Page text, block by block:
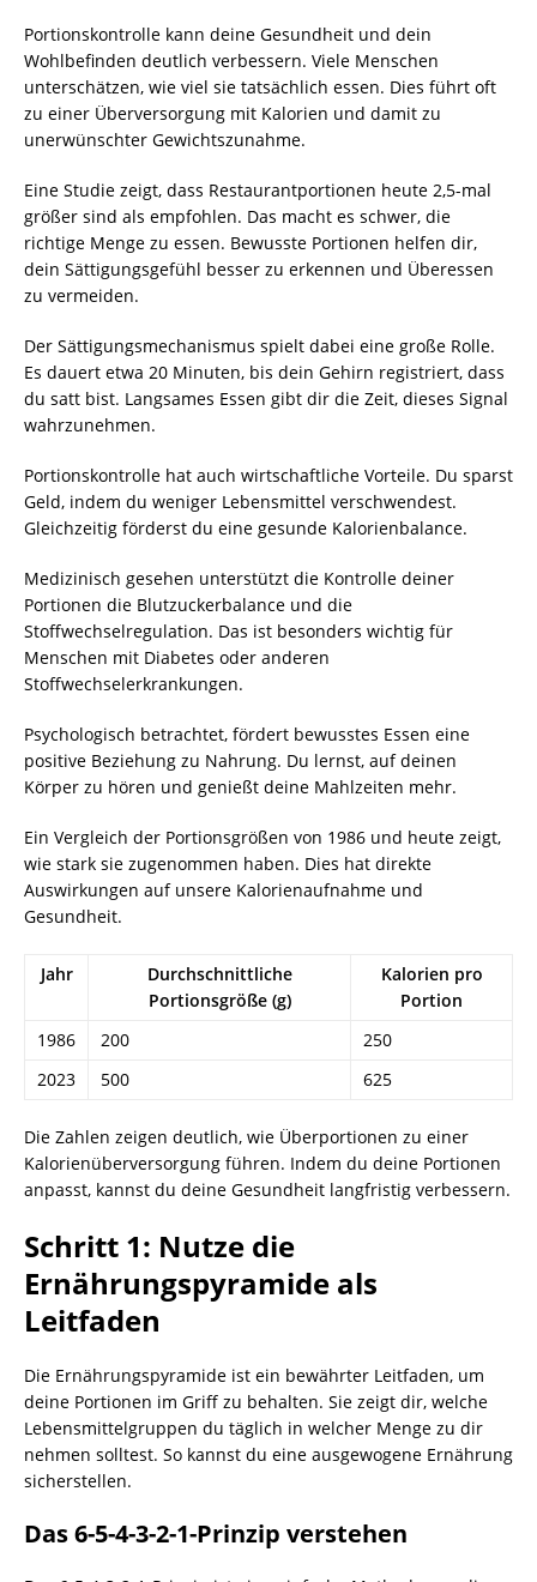
Portionskontrolle kann deine Gesundheit und dein
Wohlbefinden deutlich verbessern. Viele Menschen
unterschätzen, wie viel sie tatsächlich essen. Dies führt oft
zu einer Überversorgung mit Kalorien und damit zu
unerwünschter Gewichtszunahme.
Eine Studie zeigt, dass Restaurantportionen heute 2,5-mal
größer sind als empfohlen. Das macht es schwer, die
richtige Menge zu essen. Bewusste Portionen helfen dir,
dein Sättigungsgefühl besser zu erkennen und Überessen
zu vermeiden.
Der Sättigungsmechanismus spielt dabei eine große Rolle.
Es dauert etwa 20 Minuten, bis dein Gehirn registriert, dass
du satt bist. Langsames Essen gibt dir die Zeit, dieses Signal
wahrzunehmen.
Portionskontrolle hat auch wirtschaftliche Vorteile. Du sparst
Geld, indem du weniger Lebensmittel verschwendest.
Gleichzeitig förderst du eine gesunde Kalorienbalance.
Medizinisch gesehen unterstützt die Kontrolle deiner
Portionen die Blutzuckerbalance und die
Stoffwechselregulation. Das ist besonders wichtig für
Menschen mit Diabetes oder anderen
Stoffwechselerkrankungen.
Psychologisch betrachtet, fördert bewusstes Essen eine
positive Beziehung zu Nahrung. Du lernst, auf deinen
Körper zu hören und genießt deine Mahlzeiten mehr.
Ein Vergleich der Portionsgrößen von 1986 und heute zeigt,
wie stark sie zugenommen haben. Dies hat direkte
Auswirkungen auf unsere Kalorienaufnahme und
Gesundheit.
Jahr
Durchschnittliche
Portionsgröße (g)
Kalorien pro
Portion
1986
200
250
2023
500 625
Die Zahlen zeigen deutlich, wie Überportionen zu einer
Kalorienüberversorgung führen. Indem du deine Portionen
anpasst, kannst du deine Gesundheit langfristig verbessern.
Schritt 1: Nutze die
Ernährungspyramide als
Leitfaden
Die Ernährungspyramide ist ein bewährter Leitfaden, um
deine Portionen im Griff zu behalten. Sie zeigt dir, welche
Lebensmittelgruppen du täglich in welcher Menge zu dir
nehmen solltest. So kannst du eine ausgewogene Ernährung
sicherstellen.
Das 6-5-4-3-2-1-Prinzip verstehen